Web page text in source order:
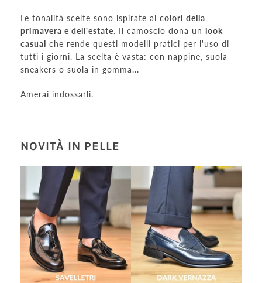
Le tonalità scelte sono ispirate ai colori della
primavera e dell'estate. Il camoscio dona un look
casual che rende questi modelli pratici per l'uso di
tutti i giorni. La scelta è vasta: con nappine, suola
sneakers o suola in gomma...
Amerai indossarli.
NOVITÀ IN PELLE